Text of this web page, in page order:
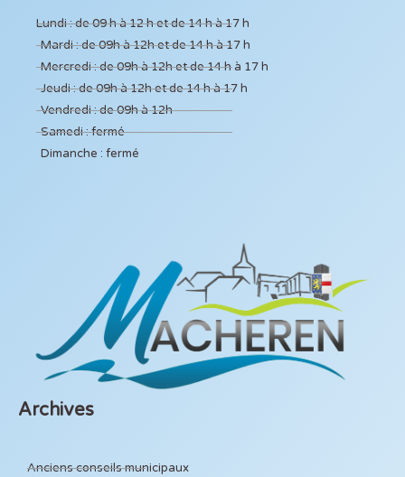
Lundi : de 09 h à 12 h et de 14 h à 17 h
Mardi : de 09h à 12h et de 14 h à 17 h
Mercredi : de 09h à 12h et de 14 h à 17 h
Jeudi : de 09h à 12h et de 14 h à 17 h
Vendredi : de 09h à 12h
Samedi : fermé
Dimanche : fermé
Archives
Anciens conseils municipaux